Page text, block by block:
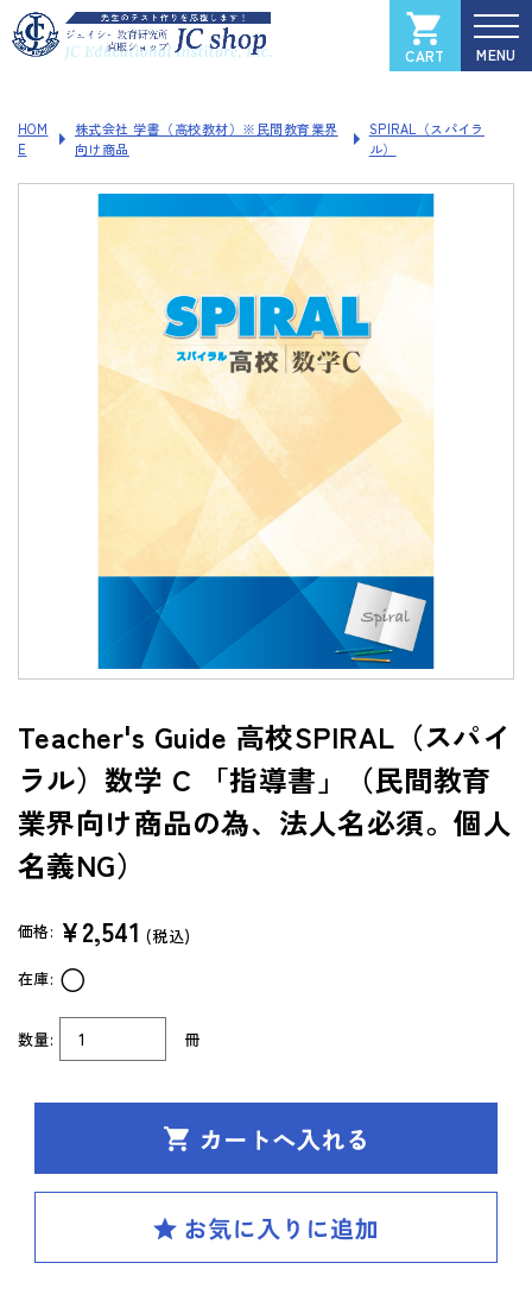
CART
全国大学入試過去問データベース
ソフトウェアご登録フォーム
よくあるご質問（FAQ）
共通テスト/センター試験過去問データベース
センターTen 2026
アップグレード版
（DVD-ROM簡易パッケージ）
アップグレード版
（ダウンロード）
製品サポートページ
よくあるご質問（FAQ）
株式会社 学書
HOM
E
株式会社 学書（高校教材）※民間教育業界
向け商品
SPIRAL（スパイラ
ル）
Teacher's Guide 高校SPIRAL（スパイ
ラル）数学 C 「指導書」（民間教育
業界向け商品の為、法人名必須。個人
名義NG）
価格: ¥2,541 (税込)
数量: 冊
在庫: ○